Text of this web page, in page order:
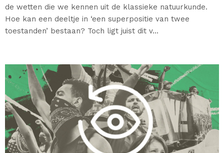
de wetten die we kennen uit de klassieke natuurkunde.
Hoe kan een deeltje in ‘een superpositie van twee
toestanden’ bestaan? Toch ligt juist dit v...